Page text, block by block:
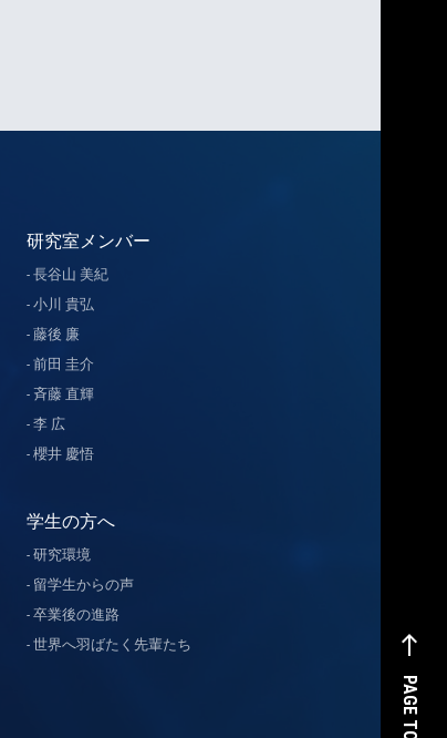
west
PAGE TOP
研究室メンバー
長谷山 美紀
小川 貴弘
藤後 廉
前田 圭介
斉藤 直輝
李 広
櫻井 慶悟
学生の方へ
研究環境
留学生からの声
卒業後の進路
世界へ羽ばたく先輩たち